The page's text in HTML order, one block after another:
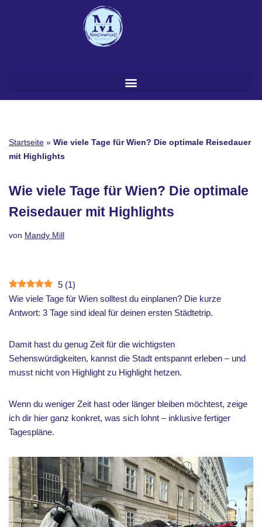
Startseite » Wie viele Tage für Wien? Die optimale Reisedauer
mit Highlights
Wie viele Tage für Wien? Die optimale
Reisedauer mit Highlights
von Mandy Mill
5 (1)
Wie viele Tage für Wien solltest du einplanen? Die kurze
Antwort: 3 Tage sind ideal für deinen ersten Städtetrip.
Damit hast du genug Zeit für die wichtigsten
Sehenswürdigkeiten, kannst die Stadt entspannt erleben – und
musst nicht von Highlight zu Highlight hetzen.
Wenn du weniger Zeit hast oder länger bleiben möchtest, zeige
ich dir hier ganz konkret, was sich lohnt – inklusive fertiger
Tagespläne.